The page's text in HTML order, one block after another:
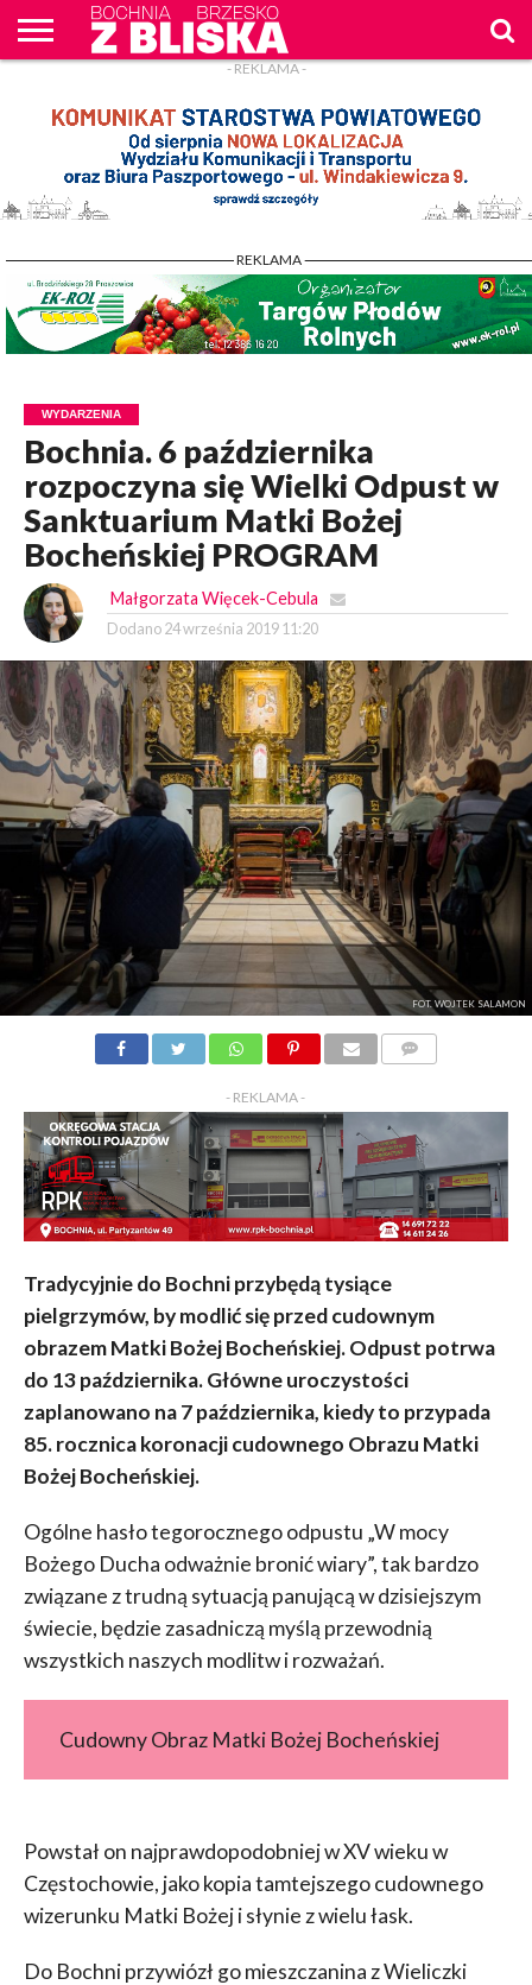
WPROST
REKLAM
- REKLAMA -
- REKLAMA -
WYDARZENIA
Bochnia. 6 października
rozpoczyna się Wielki Odpust w
Sanktuarium Matki Bożej
Bocheńskiej PROGRAM
Małgorzata Więcek-Cebula
Dodano 24 września 2019 11:20
FOT. WOJTEK SALAMON
- REKLAMA -
Tradycyjnie do Bochni przybędą tysiące
pielgrzymów, by modlić się przed cudownym
obrazem Matki Bożej Bocheńskiej. Odpust potrwa
do 13 października. Główne uroczystości
zaplanowano na 7 paź­dzier­nika, kiedy to przypada
85. rocznica koronacji cudownego Obrazu Matki
Bożej Bocheńskiej.
Ogólne hasło tegorocznego odpustu „W mocy
Bożego Ducha odważnie bronić wiary”, tak bardzo
związane z trudną sytuacją panującą w dzisiejszym
świecie, będzie zasadniczą myślą przewodnią
wszystkich naszych modlitw i rozważań.
Cudowny Obraz Matki Bożej Bocheńskiej
Powstał on najprawdopodobniej w XV wieku w
Częstochowie, jako kopia tamtejszego cudownego
wizerunku Matki Bożej i słynie z wielu łask.
Do Bochni przywiózł go mieszczanina z Wieliczki